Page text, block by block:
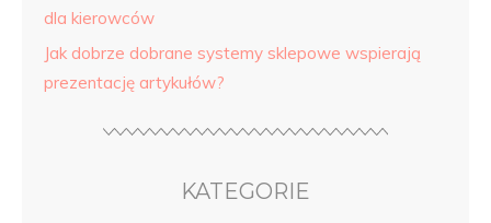
dla kierowców
Jak dobrze dobrane systemy sklepowe wspierają
prezentację artykułów?
KATEGORIE